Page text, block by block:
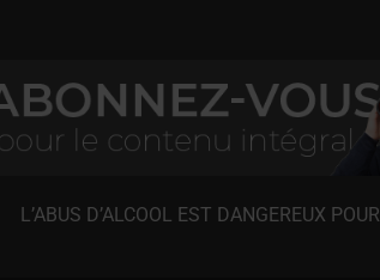
L’ABUS D’ALCOOL EST DANGEREUX